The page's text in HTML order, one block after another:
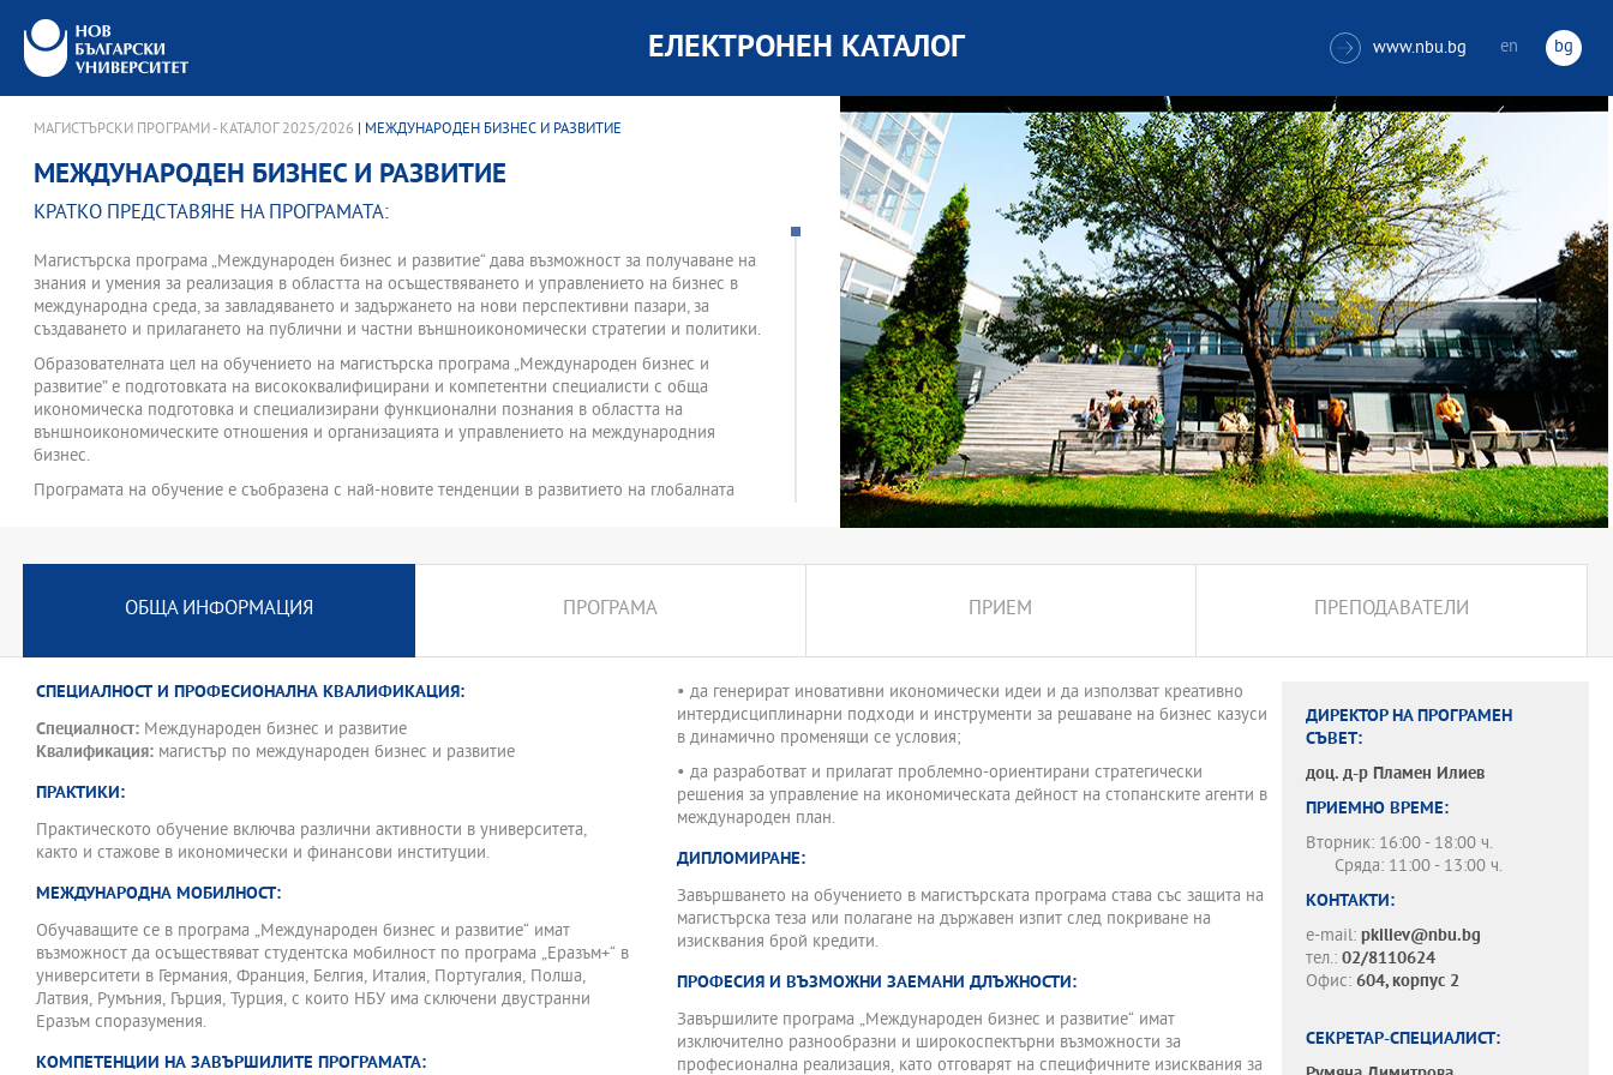
ЕЛЕКТРОНЕН КАТАЛОГ  www.nbu.bg en bg
МАГИСТЪРСКИ ПРОГРАМИ - КАТАЛОГ 2025/2026 | МЕЖДУНАРОДЕН БИЗНЕС И РАЗВИТИЕ
МЕЖДУНАРОДЕН БИЗНЕС И РАЗВИТИЕ
КРАТКО ПРЕДСТАВЯНЕ НА ПРОГРАМАТА:
Магистърска програма „Международен бизнес и развитие“ дава възможност за получаване на
знания и умения за реализация в областта на осъществяването и управлението на бизнес в
международна среда, за завладяването и задържането на нови перспективни пазари, за
създаването и прилагането на публични и частни външноикономически стратегии и политики.
Образователната цел на обучението на магистърска програма „Международен бизнес и
развитие” е подготовката на висококвалифицирани и компетентни специалисти с обща
икономическа подготовка и специализирани функционални познания в областта на
външноикономическите отношения и организацията и управлението на международния
бизнес.
Програмата на обучение е съобразена с най-новите тенденции в развитието на глобалната
дейност.
Обучението в програма „Международен бизнес и развитие” спомага за формирането на
комплекс от знания и умения, развиващи и обогатяващи експертизата и управленския
професионалната им реализация.
Екипът, провеждащ обучението се състои от млади, висококвалифицирани и иновативни в
методите на преподаване специалисти с богат академичен и професионален опит.
Преподаването чрез практически симулации и реални казуси и постоянното участие на
водещи експерти от практиката в учебния процес доближава максимално обучението и
студентите до действителните условия и най-актуалните тенденции в международния бизнес.
Обучението се осъществява от преподаватели от Департамент „Икономика“ с дългогодишен
академичен и практически опит в областта на международната търговия, международните
финанси, международния маркетинг и международния бизнес.
Курсовете в магистърска програма „Международен бизнес и развитие” са разработени на
основата на консултации с български компании, активно участващи в международния бизнес,
и с държавната администрация, регулираща тази дейност.
Обучението се реализира в рамките на два семестъра.
ОБЩА ИНФОРМАЦИЯ ПРОГРАМА ПРИЕМ ПРЕПОДАВАТЕЛИ
СПЕЦИАЛНОСТ И ПРОФЕСИОНАЛНА КВАЛИФИКАЦИЯ:
Специалност: Международен бизнес и развитие
Квалификация: магистър по международен бизнес и развитие
ПРАКТИКИ:
Практическото обучение включва различни активности в университета,
както и стажове в икономически и финансови институции.
МЕЖДУНАРОДНА МОБИЛНОСТ:
Обучаващите се в програма „Международен бизнес и развитие“ имат
възможност да осъществяват студентска мобилност по програма „Еразъм+“ в
университети в Германия, Франция, Белгия, Италия, Португалия, Полша,
Латвия, Румъния, Гърция, Турция, с които НБУ има сключени двустранни
Еразъм споразумения.
КОМПЕТЕНЦИИ НА ЗАВЪРШИЛИТЕ ПРОГРАМАТА:
• да генерират иновативни икономически идеи и да използват креативно
интердисциплинарни подходи и инструменти за решаване на бизнес казуси
в динамично променящи се условия;
• да разработват и прилагат проблемно-ориентирани стратегически
решения за управление на икономическата дейност на стопанските агенти в
международен план.
ДИПЛОМИРАНЕ:
Завършването на обучението в магистърската програма става със защита на
магистърска теза или полагане на държавен изпит след покриване на
изисквания брой кредити.
ПРОФЕСИЯ И ВЪЗМОЖНИ ЗАЕМАНИ ДЛЪЖНОСТИ:
Завършилите програма „Международен бизнес и развитие“ имат
изключително разнообразни и широкоспектърни възможности за
професионална реализация, като отговарят на специфичните изисквания за
ДИРЕКТОР НА ПРОГРАМЕН
СЪВЕТ:
доц. д-р Пламен Илиев
ПРИЕМНО ВРЕМЕ:
Вторник: 16:00 - 18:00 ч.
Сряда: 11:00 - 13:00 ч.
КОНТАКТИ:
e-mail: pkiliev@nbu.bg
тел.: 02/8110624
Офис: 604, корпус 2
СЕКРЕТАР-СПЕЦИАЛИСТ: